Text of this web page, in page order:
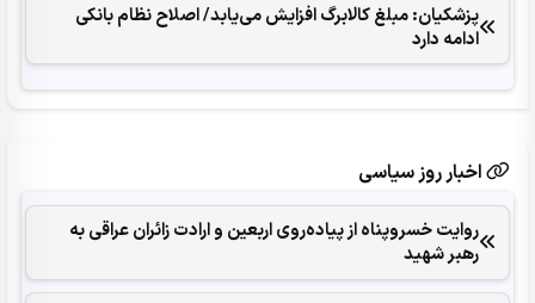
پزشکیان: مبلغ کالابرگ افزایش می‌یابد/ اصلاح نظام بانکی
ادامه دارد
اخبار روز سیاسی
روایت خسروپناه از پیاده‌روی اربعین و ارادت زائران عراقی به
رهبر شهید